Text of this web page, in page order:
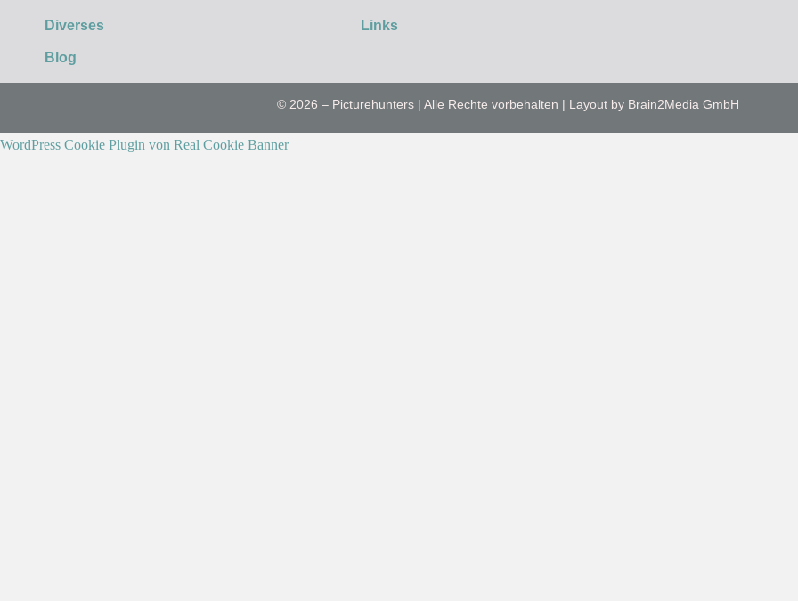
Diverses
Blog
Links
© 2026 – Picturehunters | Alle Rechte vorbehalten | Layout by Brain2Media GmbH
WordPress Cookie Plugin von Real Cookie Banner